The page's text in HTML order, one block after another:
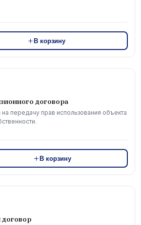
В корзину
договора
передачу прав использования объекта
В корзину